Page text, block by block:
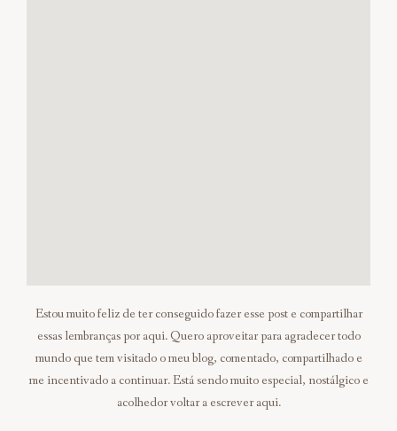
Estou muito feliz de ter conseguido fazer esse post e compartilhar
essas lembranças por aqui. Quero aproveitar para agradecer todo
mundo que tem visitado o meu blog, comentado, compartilhado e
me incentivado a continuar. Está sendo muito especial, nostálgico e
acolhedor voltar a escrever aqui.